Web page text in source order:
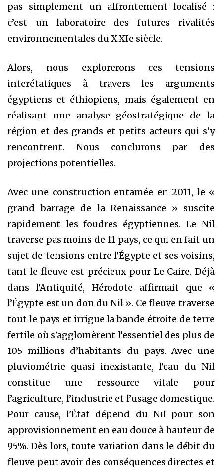
pas simplement un affrontement localisé :
c’est un laboratoire des futures rivalités
environnementales du XXIe siècle.
Alors, nous explorerons ces tensions
interétatiques à travers les arguments
égyptiens et éthiopiens, mais également en
réalisant une analyse géostratégique de la
région et des grands et petits acteurs qui s’y
rencontrent. Nous conclurons par des
projections potentielles.
Avec une construction entamée en 2011, le «
grand barrage de la Renaissance » suscite
rapidement les foudres égyptiennes. Le Nil
traverse pas moins de 11 pays, ce qui en fait un
sujet de tensions entre l’Égypte et ses voisins,
tant le fleuve est précieux pour Le Caire. Déjà
dans l’Antiquité, Hérodote affirmait que «
l’Égypte est un don du Nil ». Ce fleuve traverse
tout le pays et irrigue la bande étroite de terre
fertile où s’agglomèrent l’essentiel des plus de
105 millions d’habitants du pays. Avec une
pluviométrie quasi inexistante, l’eau du Nil
constitue une ressource vitale pour
l’agriculture, l’industrie et l’usage domestique.
Pour cause, l’État dépend du Nil pour son
approvisionnement en eau douce à hauteur de
95%. Dès lors, toute variation dans le débit du
fleuve peut avoir des conséquences directes et